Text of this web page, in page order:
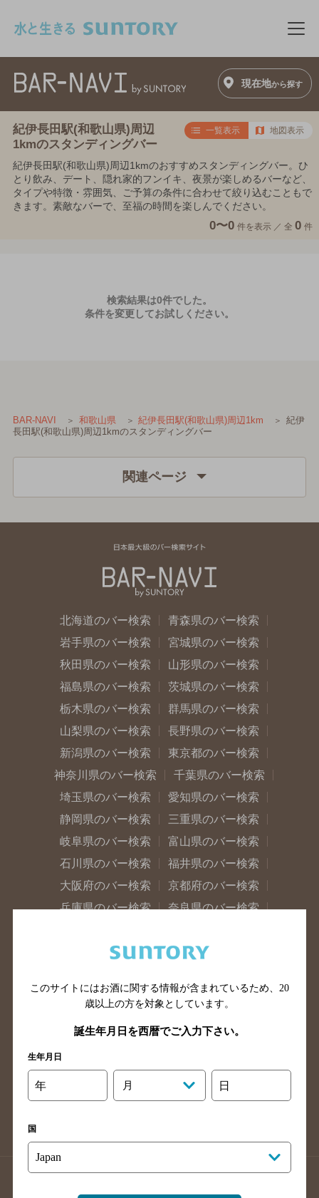
メ
現在地から探す
紀伊長田駅(和歌山県)周辺
1kmのスタンディングバー
一覧表示 地図表示
紀伊長田駅(和歌山県)周辺1kmのおすすめスタンディングバー。ひ
とり飲み、デート、隠れ家的フンイキ、夜景が楽しめるバーなど、
タイプや特徴・雰囲気、ご予算の条件に合わせて絞り込むこともで
きます。素敵なバーで、至福の時間を楽しんでください。
0〜0 件を表示 ／ 全 0 件
検索結果は0件でした。
条件を変更してお試しください。
BAR-NAVI 和歌山県 紀伊長田駅(和歌山県)周辺1km
紀伊
長田駅(和歌山県)周辺1kmのスタンディングバー
関連ページ
北海道のバー検索
青森県のバー検索
岩手県のバー検索
宮城県のバー検索
秋田県のバー検索
山形県のバー検索
福島県のバー検索
茨城県のバー検索
栃木県のバー検索
群馬県のバー検索
山梨県のバー検索
長野県のバー検索
新潟県のバー検索
東京都のバー検索
神奈川県のバー検索
千葉県のバー検索
埼玉県のバー検索
愛知県のバー検索
静岡県のバー検索
三重県のバー検索
岐阜県のバー検索
富山県のバー検索
石川県のバー検索
福井県のバー検索
大阪府のバー検索
京都府のバー検索
兵庫県のバー検索
奈良県のバー検索
広島県のバー検索
岡山県のバー検索
島根県のバー検索
徳島県のバー検索
高知県のバー検索
福岡県のバー検索
長崎県のバー検索
大分県のバー検索
熊本県のバー検索
このサイトにはお酒に関する情報が含まれているため、 20
歳以上の方を対象としています。
誕生年月日を西暦でご入力下さい。
生年月日
年 月 日
国